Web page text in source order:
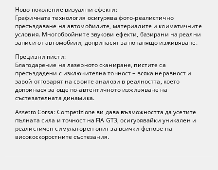
Ново поколение визуални ефекти:
Графичната технология осигурява фото-реалистично
пресъздаване на автомобилите, материалите и климатичните
условия. Многобройните звукови ефекти, базирани на реални
записи от автомобили, допринасят за потапящо изживяване.
Прецизни писти:
Благодарение на лазерното сканиране, пистите са
пресъздадени с изключителна точност – всяка неравност и
завой отговарят на своите аналози в реалността, което
допринася за още по-автентичното изживяване на
състезателната динамика.
Assetto Corsa: Competizione ви дава възможността да усетите
пълната сила и точност на FIA GT3, осигурявайки уникален и
реалистичен симулаторен опит за всички фенове на
високоскоростните състезания.